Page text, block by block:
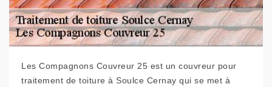
Les Compagnons Couvreur 25 est un couvreur pour
traitement de toiture à Soulce Cernay qui se met à